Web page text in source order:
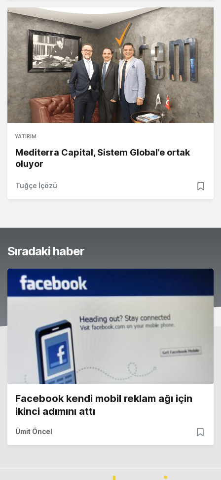
YATIRIM
Mediterra Capital, Sistem Global’e ortak
oluyor
Tuğçe İçözü
Sıradaki haber
Facebook kendi mobil reklam ağı için
ikinci adımını attı
Ümit Öncel